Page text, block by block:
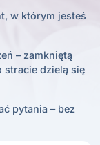
w którym jesteś
– zamkniętą
stracie dzielą się
pytania – bez